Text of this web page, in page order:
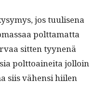
jos tuulise­na
polt­ta­mat­ta
sit­ten tyy­nenä
polt­toainei­ta jol­loin
siis vähen­si hiilen